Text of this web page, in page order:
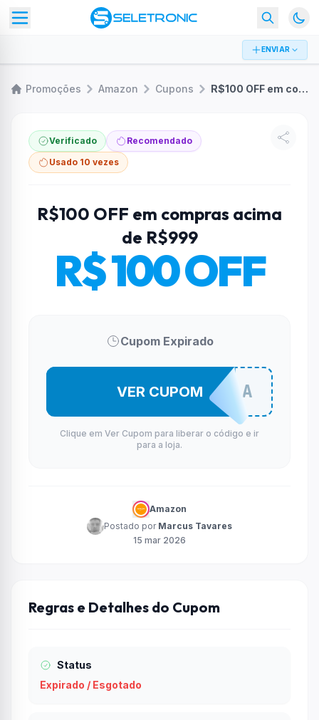
ENVIAR
Promoções Amazon Cupons R$100 OFF em compras acima de R$999
Verificado
Recomendado
Usado 10 vezes
R$100 OFF em compras acima
de R$999
R$ 100 OFF
Cupom Expirado
VAMOBORA
VER CUPOM
Clique em Ver Cupom para liberar o código e ir
para a loja.
Amazon
Postado por Marcus Tavares
15 mar 2026
Regras e Detalhes do Cupom
Status
Expirado / Esgotado